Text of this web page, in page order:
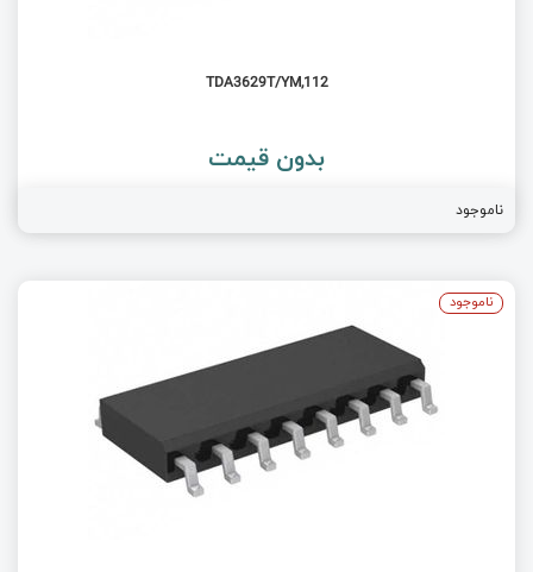
TDA3629T/YM,112
بدون قیمت
ناموجود
ناموجود